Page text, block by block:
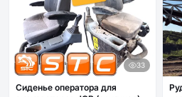
33
Сиденье оператора для